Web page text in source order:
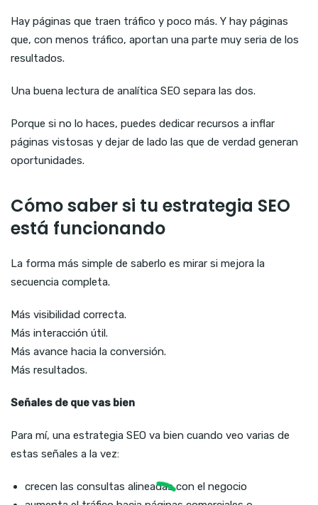
Hay páginas que traen tráfico y poco más. Y hay páginas
que, con menos tráfico, aportan una parte muy seria de los
resultados.
Una buena lectura de analítica SEO separa las dos.
Porque si no lo haces, puedes dedicar recursos a inflar
páginas vistosas y dejar de lado las que de verdad generan
oportunidades.
Cómo saber si tu estrategia SEO
está funcionando
La forma más simple de saberlo es mirar si mejora la
secuencia completa.
Más visibilidad correcta.
Más interacción útil.
Más avance hacia la conversión.
Más resultados.
Señales de que vas bien
Para mí, una estrategia SEO va bien cuando veo varias de
estas señales a la vez:
crecen las consultas alineadas con el negocio